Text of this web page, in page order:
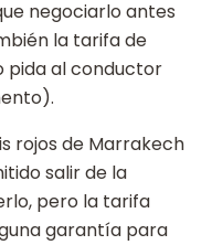
negociarlo antes
la tarifa de
pida al conductor
rojos de Marrakech
salir de la
pero la tarifa
garantía para